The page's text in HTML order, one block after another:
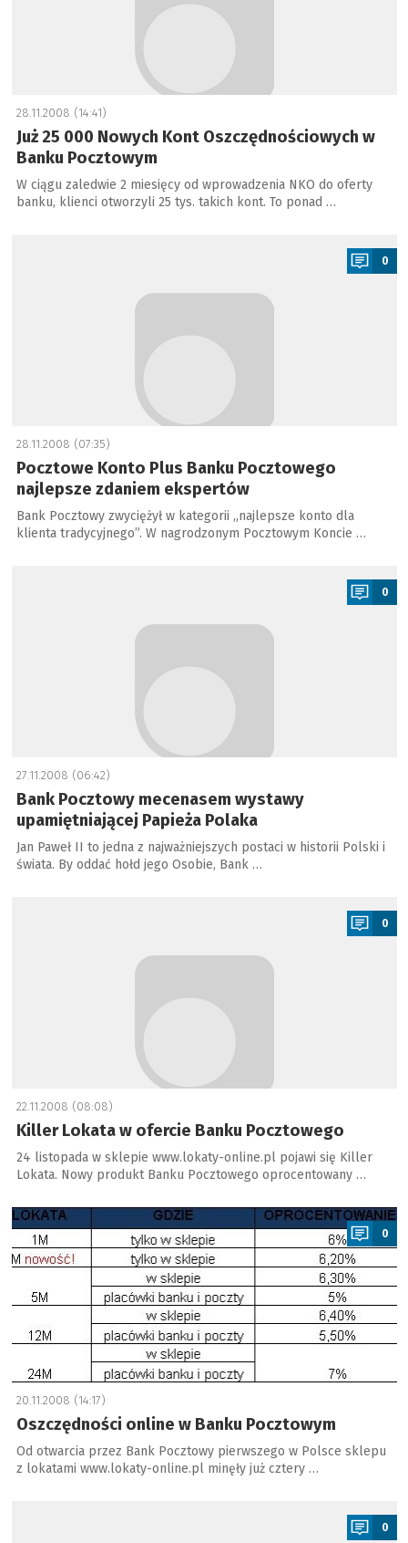
28.11.2008 (14:41)
Już 25 000 Nowych Kont Oszczędnościowych w
Banku Pocztowym
W ciągu zaledwie 2 miesięcy od wprowadzenia NKO do oferty
banku, klienci otworzyli 25 tys. takich kont. To ponad …
0
28.11.2008 (07:35)
Pocztowe Konto Plus Banku Pocztowego
najlepsze zdaniem ekspertów
Bank Pocztowy zwyciężył w kategorii „najlepsze konto dla
klienta tradycyjnego”. W nagrodzonym Pocztowym Koncie …
0
27.11.2008 (06:42)
Bank Pocztowy mecenasem wystawy
upamiętniającej Papieża Polaka
Jan Paweł II to jedna z najważniejszych postaci w historii Polski i
świata. By oddać hołd jego Osobie, Bank …
0
22.11.2008 (08:08)
Killer Lokata w ofercie Banku Pocztowego
24 listopada w sklepie www.lokaty-online.pl pojawi się Killer
Lokata. Nowy produkt Banku Pocztowego oprocentowany …
a
0
20.11.2008 (14:17)
Oszczędności online w Banku Pocztowym
Od otwarcia przez Bank Pocztowy pierwszego w Polsce sklepu
z lokatami www.lokaty-online.pl minęły już cztery …
0